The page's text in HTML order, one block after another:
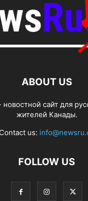
ABOUT US
новостной сайт для
жителей Канады.
Contact us:
FOLLOW US